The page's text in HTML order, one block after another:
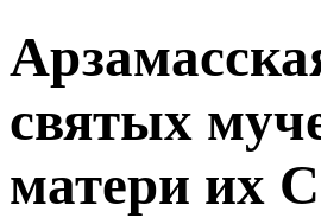
святых
матери их